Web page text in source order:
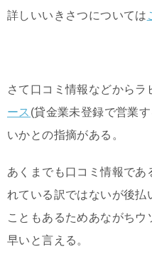
詳しいいきさつについては
さて口コミ情報などからラ
ース (貸金業未登録で営業
いかとの指摘がある。
あくまでも口コミ情報であ
れている訳ではないが後払
こともあるためあながち
早いと言える。